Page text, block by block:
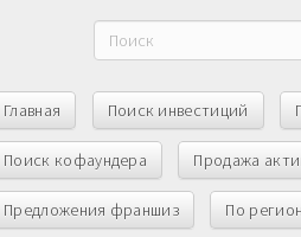
Главная Поиск инвестиций
Поиск кофаундера Продажа
Предложения франшиз По